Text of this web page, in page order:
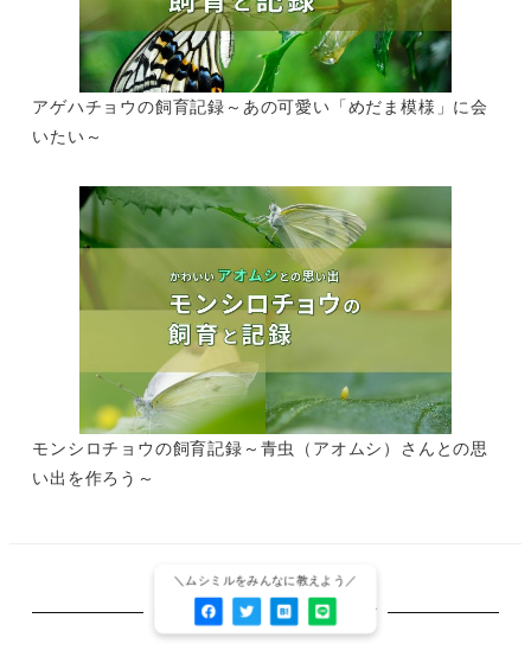
アゲハチョウの飼育記録～あの可愛い「めだま模様」に会
いたい～
モンシロチョウの飼育記録～青虫（アオムシ）さんとの思
い出を作ろう～
昆虫写真家/サイト運営者